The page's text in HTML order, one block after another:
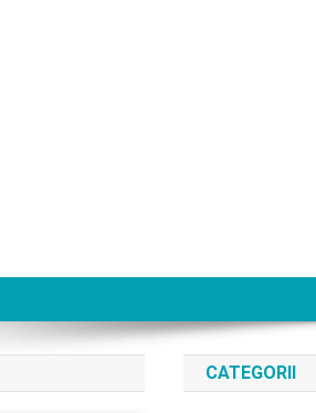
CATEGORII